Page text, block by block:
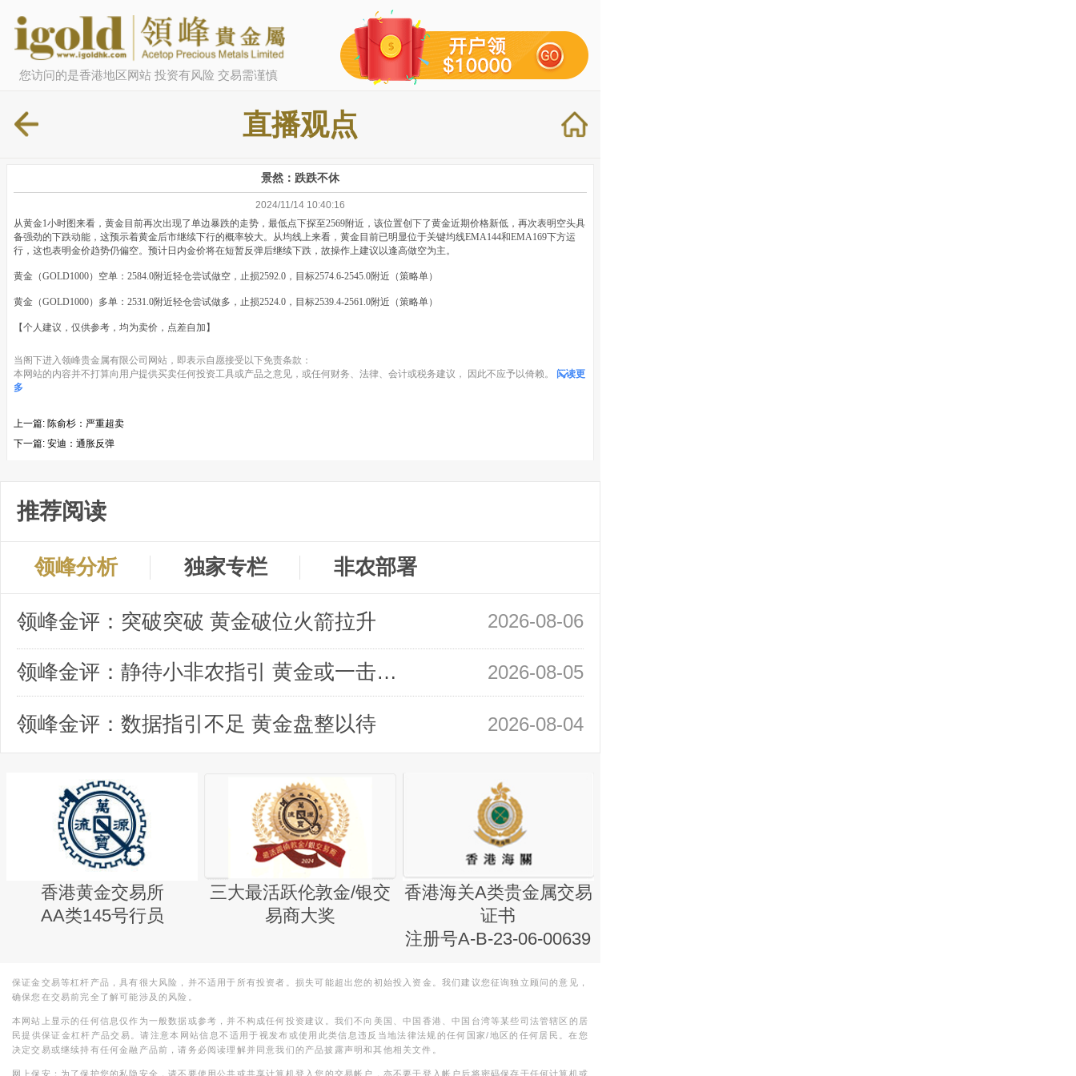
您访问的是香港地区网站 投资有风险 交易需谨慎
直播观点
景然：跌跌不休
2024/11/14 10:40:16
从黄金1小时图来看，黄金目前再次出现了单边暴跌的走势，最低点下探至2569附近，该位置创下了黄金近期价格新低，再次表明空头具
备强劲的下跌动能，这预示着黄金后市继续下行的概率较大。从均线上来看，黄金目前已明显位于关键均线EMA144和EMA169下方运
行，这也表明金价趋势仍偏空。预计日内金价将在短暂反弹后继续下跌，故操作上建议以逢高做空为主。
黄金（GOLD1000）空单：2584.0附近轻仓尝试做空，止损2592.0，目标2574.6-2545.0附近（策略单）
黄金（GOLD1000）多单：2531.0附近轻仓尝试做多，止损2524.0，目标2539.4-2561.0附近（策略单）
【个人建议，仅供参考，均为卖价，点差自加】
当阁下进入领峰贵金属有限公司网站，即表示自愿接受以下免责条款：
本网站的内容并不打算向用户提供买卖任何投资工具或产品之意见，或任何财务、法律、会计或税务建议， 因此不应予以倚赖。
阅读更
多
上一篇: 陈俞杉：严重超卖
下一篇: 安迪：通胀反弹
推荐阅读
领峰分析 独家专栏 非农部署
领峰金评：突破突破 黄金破位火箭拉升 2026-08-06
领峰金评：静待小非农指引 黄金或一击破局 2026-08-05
领峰金评：数据指引不足 黄金盘整以待 2026-08-04
香港黄金交易所
AA类145号行员
三大最活跃伦敦金/银交
易商大奖
香港海关A类贵金属交易
证书
注册号A-B-23-06-00639
保证金交易等杠杆产品，具有很大风险，并不适用于所有投资者。损失可能超出您的初始投入资金。我们建议您征询独立顾问的意见，
确保您在交易前完全了解可能涉及的风险。
本网站上显示的任何信息仅作为一般数据或参考，并不构成任何投资建议。我们不向美国、中国香港、中国台湾等某些司法管辖区的居
民提供保证金杠杆产品交易。请注意本网站信息不适用于视发布或使用此类信息违反当地法律法规的任何国家/地区的任何居民。在您
决定交易或继续持有任何金融产品前，请务必阅读理解并同意我们的产品披露声明和其他相关文件。
网上保安：为了保护您的私隐安全，请不要使用公共或共享计算机登入您的交易帐户，亦不要于登入帐户后将密码保存于任何计算机或